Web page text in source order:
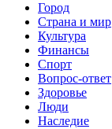
Город
Страна и мир
Культура
Финансы
Спорт
Вопрос-ответ
Здоровье
Люди
Наследие